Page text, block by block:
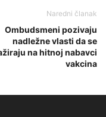
Naredni članak
Ombudsmeni pozivaju
nadležne vlasti da se
na hitnoj nabavci
vakcina